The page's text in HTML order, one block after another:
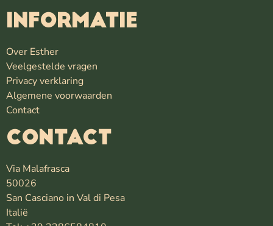
INFORMATIE
Over Esther
Veelgestelde vragen
Privacy verklaring
Algemene voorwaarden
Contact
Contact
Via Malafrasca
50026
San Casciano in Val di Pesa
Italië